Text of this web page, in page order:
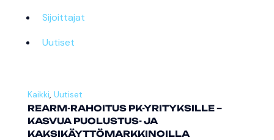
Sijoittajat
Uutiset
Kaikki, Uutiset
REARM-RAHOITUS PK-YRITYKSILLE –
KASVUA PUOLUSTUS- JA
KAKSIKÄYTTÖMARKKINOILLA